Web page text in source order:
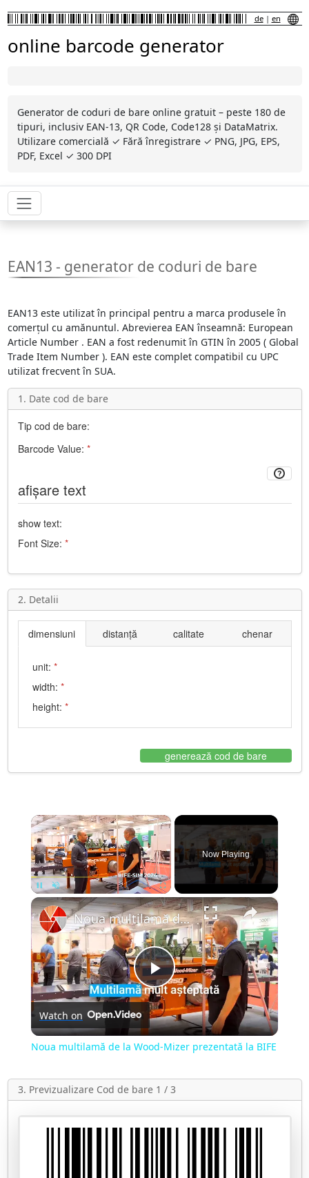
de| en
online barcode generator
Generator de coduri de bare online gratuit – peste 180 de
tipuri, inclusiv EAN-13, QR Code, Code128 și DataMatrix.
Utilizare comercială ✓ Fără înregistrare ✓ PNG, JPG, EPS,
PDF, Excel ✓ 300 DPI
EAN13 - generator de coduri de bare
EAN13 este utilizat în principal pentru a marca produsele în
comerțul cu amănuntul. Abrevierea EANînseamnă: European
Article Number . EAN a fost redenumit în GTIN în 2005 (Global
Trade Item Number ). EAN este complet compatibil cu UPC
utilizat frecvent în SUA.
1. Date cod de bare
Tip cod de bare:
Barcode Value: *
afișare text
show text:
Font Size: *
2. Detalii
dimensiuni distanță calitate chenar
unit: *
width: *
height: *
generează cod de bare
×
Pause Unmute Fullscreen
Now Playing
×
Play
Video
Noua multilamă de la Wood-Mizer prezentată la BIFE
Watch on
Noua multilamă de la Wood-Mizer prezentată la BIFE
3. Previzualizare Cod de bare 1 / 3